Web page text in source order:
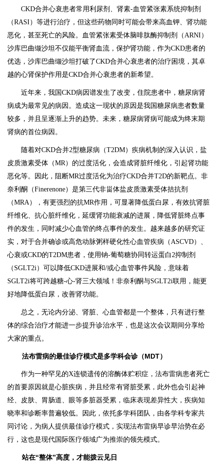
CKD合并心衰患者常用利尿剂、肾素-血管紧张素系统抑制剂
（RASI）等进行治疗，但这些药物同时可能会带来高血钾、肾功能
恶化，甚至死亡的风险。血管紧张素受体脑啡肽酶抑制剂（ARNI）
沙库巴曲缬沙坦不仅能平衡肾血流，保护肾功能，作为CKD患者的
优选，沙库巴曲缬沙坦打破了CKD合并心衰患者的治疗困境，其卓
越的心肾保护作用是CKD合并心衰患者的新希望。
近年来，我国CKD病因谱发生了改变，住院患者中，糖尿病肾
病成为最常见的病因。造成这一现状的原因是我国糖尿病患者数量
较多，并且呈逐渐上升的趋势。未来，糖尿病肾病可能成为终末期
肾病的首位病因。
随着对CKD合并2型糖尿病（T2DM）疾病机制的深入认识，盐
皮质激素受体（MR）的过度活化，会造成肾脏纤维化，引起肾功能
恶化等。因此，阻断MR过度活化为治疗CKD合并T2D的新靶点。非
奈利酮（Finerenone）是第三代非甾体盐皮质激素受体拮抗剂
（MRA），有更强烈的抗MR作用，可显著降低蛋白尿，有效抗肾脏
纤维化、抗心脏纤维化，延缓肾功能衰减的进展，降低肾脏终点事
件的发生，同时减少心血管的终点事件的发生。越来越多的研究证
实，对于合并确诊或高危动脉粥样硬化性心血管疾病（ASCVD）、
心衰或CKD的T2DM患者，使用钠-葡萄糖协同转运蛋白2抑制剂
（SGLT2i）可以降低CKD进展和/或心血管事件风险，意味着
SGLT2i将可跨越糖-心-肾三大领域！非奈利酮与SGLT2i联用，能更
好地降低蛋白尿，改善肾功能。
总之，无论内分泌、肾脏、心血管都是一个整体，只有进行整
体的综合治疗才能进一步提升诊治水平，也是这次会议期间分享给
大家的重点。
法布雷病的最佳诊疗模式是多学科会诊（MDT）
作为一种罕见的X连锁遗传的溶酶体贮积症，法布雷病患者死亡
的首要原因就是心脏疾病，并且经常有肾脏受累，此外也会引起神
经、皮肤、胃肠道、眼等多脏器受累，临床表现差异性大，疾病知
晓率和诊断率普遍较低。因此，依托多学科团队，由各学科专家共
同讨论，为病人提供最佳诊疗模式，实现法布雷病早诊早治势在必
行，这也是现代国际医疗领域广为推崇的领先模式。
站在“整体”高度，才能拨云见日